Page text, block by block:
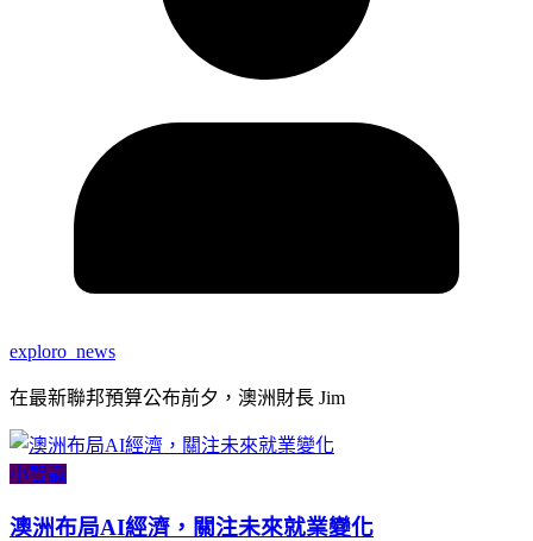
exploro_news
在最新聯邦預算公布前夕，澳洲財長 Jim
小智識
澳洲布局AI經濟，關注未來就業變化